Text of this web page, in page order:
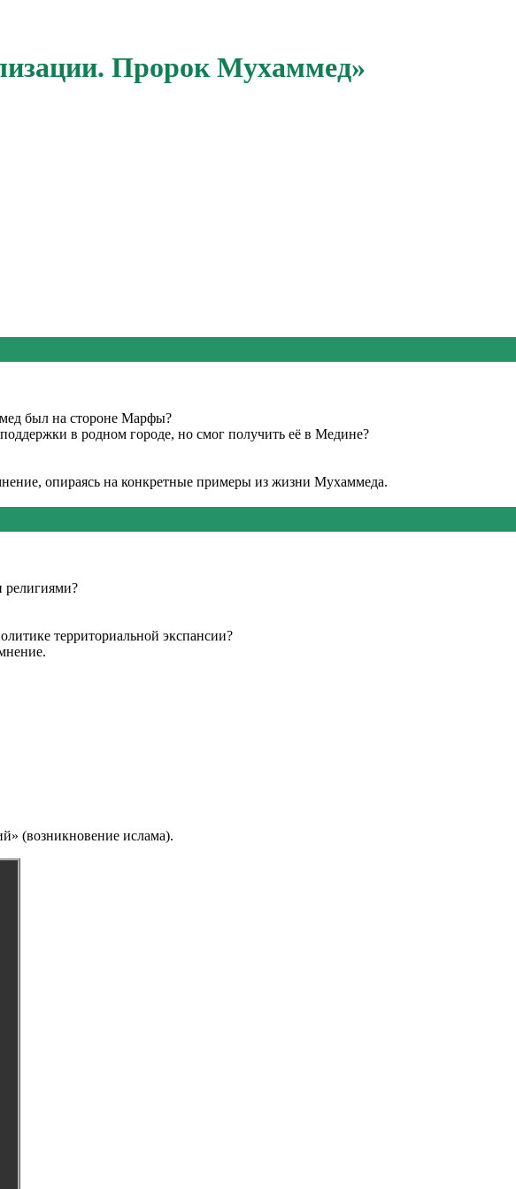
Пророк Мухаммед»
был на стороне Марфы?
в родном городе, но смог получить её в Медине?
опираясь на конкретные примеры из жизни Мухаммеда.
религиями?
территориальной экспансии?
(возникновение ислама).